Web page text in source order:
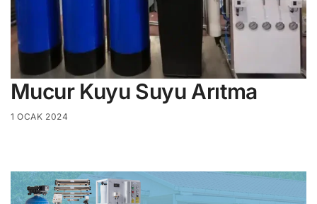
Mucur Kuyu Suyu Arıtma
1 OCAK 2024